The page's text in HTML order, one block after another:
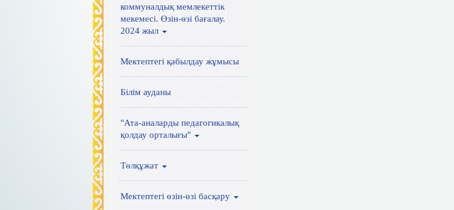
коммуналдық мемлекеттік
мекемесі. Өзін-өзі бағалау.
2024 жыл
Мектептегі қабылдау жұмысы
Білім ауданы
"Ата-аналарды педагогикалық
қолдау орталығы"
Төлқұжат
Мектептегі өзін-өзі басқару